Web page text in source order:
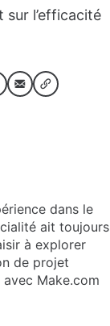
sur l’efficacité
dans le
ait toujours
à explorer
de projet
Make.com